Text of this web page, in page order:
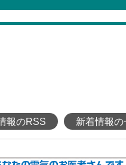
報のRSS 新着情報の